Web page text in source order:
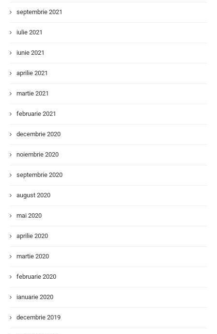
septembrie 2021
iulie 2021
iunie 2021
aprilie 2021
martie 2021
februarie 2021
decembrie 2020
noiembrie 2020
septembrie 2020
august 2020
mai 2020
aprilie 2020
martie 2020
februarie 2020
ianuarie 2020
decembrie 2019